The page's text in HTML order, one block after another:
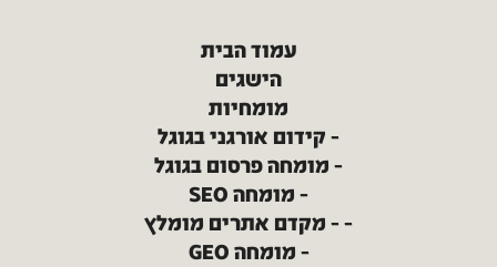
עמוד הבית
הישגים
מומחיות
קידום אורגני בגוגל
מומחה פרסום בגוגל
מומחה SEO
מקדם אתרים מומלץ
מומחה GEO